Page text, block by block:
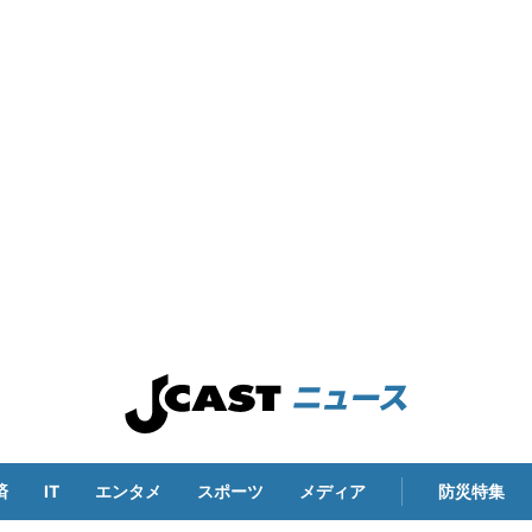
IT エンタメ スポーツ メディア 防災特集